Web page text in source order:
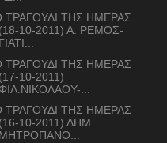
ΤΡΑΓΟΥΔΙ ΤΗΣ ΗΜΕΡΑΣ
(18-10-2011) Α. ΡΕΜΟΣ-
ΓΙΑΤΙ...
ΤΡΑΓΟΥΔΙ ΤΗΣ ΗΜΕΡΑΣ
(17-10-2011)
ΦΙΛ.ΝΙΚΟΛΑΟΥ-...
ΤΡΑΓΟΥΔΙ ΤΗΣ ΗΜΕΡΑΣ
(16-10-2011) ΔΗΜ.
ΜΗΤΡΟΠΑΝΟ...